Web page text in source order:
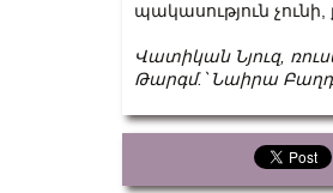
պակասություն
Վատիկան Նյուզ,
Թարգմ.՝ Նաիրա